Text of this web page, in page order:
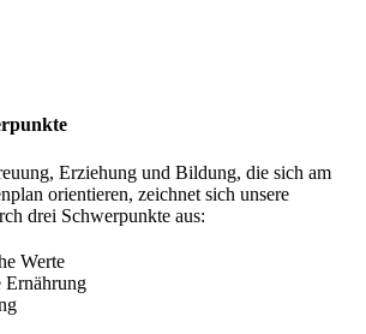
Erziehung und Bildung, die sich am
orientieren, zeichnet sich unsere
drei Schwerpunkte aus:
Werte
Ernährung